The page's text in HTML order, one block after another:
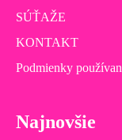
SÚŤAŽE
KONTAKT
Podmienky
Najnovšie